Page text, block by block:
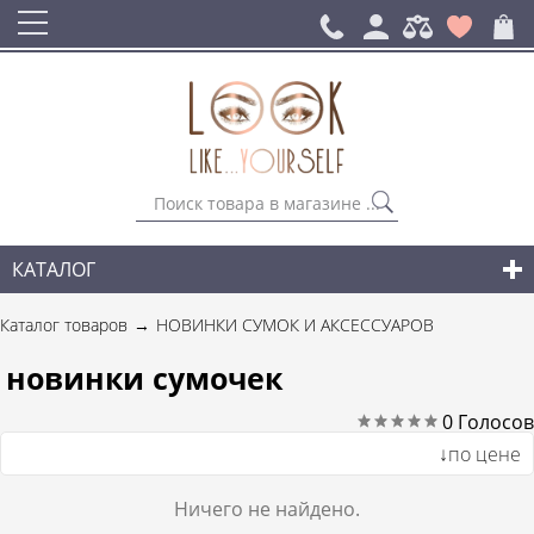
КАТАЛОГ
СУМКИ
ГОРОДСКИЕ РЮКЗАКИ
Каталог товаров НОВИНКИ СУМОК И АКСЕССУАРОВ
новинки сумочек
0 Голосов
↓по цене
Ничего не найдено.